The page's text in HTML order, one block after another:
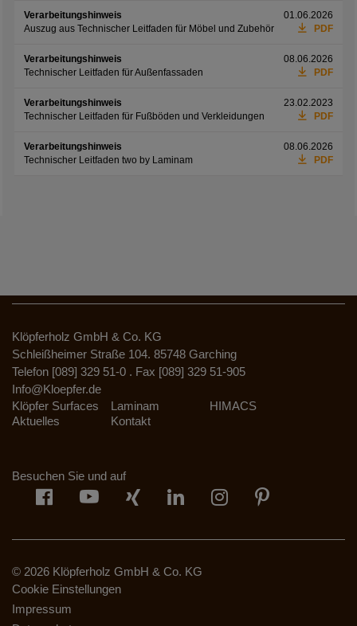
Verarbeitungshinweis
Auszug aus Technischer Leitfaden für Möbel und Zubehör
01.06.2026
PDF
Verarbeitungshinweis
Technischer Leitfaden für Außenfassaden
08.06.2026
PDF
Verarbeitungshinweis
Technischer Leitfaden für Fußböden und Verkleidungen
23.02.2023
PDF
Verarbeitungshinweis
Technischer Leitfaden two by Laminam
08.06.2026
PDF
Klöpferholz GmbH & Co. KG
Schleißheimer Straße 104. 85748 Garching
Telefon [089] 329 51-0 . Fax [089] 329 51-905
Info@Kloepfer.de
Klöpfer Surfaces
Laminam
HIMACS
Aktuelles
Kontakt
Besuchen Sie und auf
© 2026 Klöpferholz GmbH & Co. KG
Cookie Einstellungen
Impressum